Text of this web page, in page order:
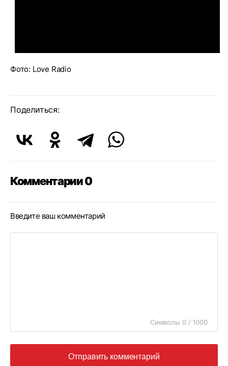
Фото: Love Radio
Поделиться:
Комментарии 0
Введите ваш комментарий
Символы 0 / 1000
Отправить комментарий